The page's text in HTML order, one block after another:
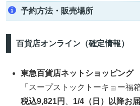
予約方法・販売場所
百貨店オンライン（確定情報）
東急百貨店ネットショッピング
「スープストックトーキョー福
税込9,821円
1/4（日）以降お